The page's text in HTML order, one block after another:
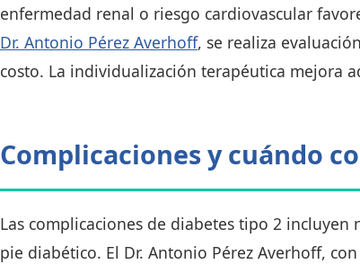
enfermedad renal o riesgo cardiovascular
Dr. Antonio Pérez Averhoff, se realiza
costo. La individualización terapéutica mejora
Complicaciones y cuándo
Las complicaciones de diabetes tipo 2
pie diabético. El Dr. Antonio Pérez Averhoff,